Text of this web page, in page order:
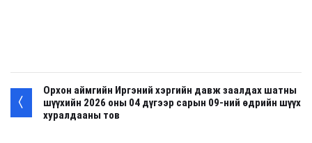
Орхон аймгийн Иргэний хэргийн давж заалдах шатны
шүүхийн 2026 оны 04 дүгээр сарын 09-ний өдрийн шүүх
хуралдааны тов